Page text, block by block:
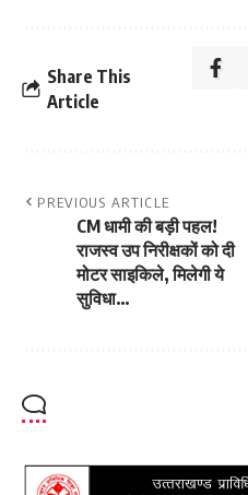
Share This
Article
PREVIOUS ARTICLE
CM धामी की बड़ी पहल!
राजस्व उप निरीक्षकों को दी
मोटर साइकिले, मिलेगी ये
सुविधा…